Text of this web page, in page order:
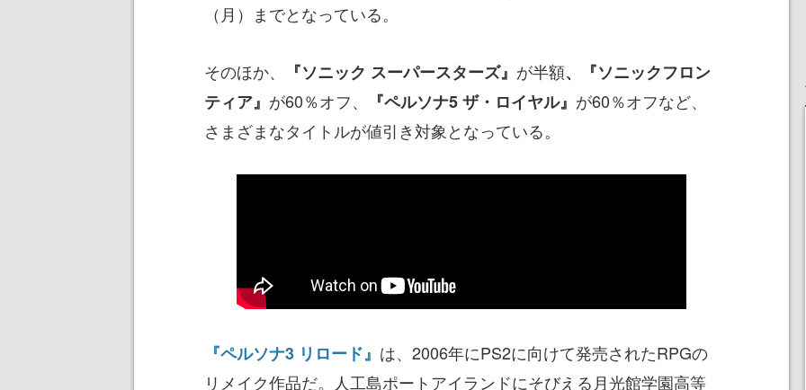
（月）までとなっている。
そのほか、 『ソニック スーパースターズ』 が半額、『ソニックフロン
ティア』 が60％オフ、 『ペルソナ5 ザ・ロイヤル』 が60％オフなど、
さまざまなタイトルが値引き対象となっている。
『ペルソナ3 リロード』 は、2006年にPS2に向けて発売されたRPGの
リメイク作品だ。人工島ポートアイランドにそびえる月光館学園高等